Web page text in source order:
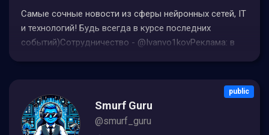
Самые сочные новости из сферы нейронных сетей, IT
и технологий! Будь всегда в курсе последних
событий)Сотрудничество - @Ivanvo1kovРеклама: в
public
Smurf Guru
@smurf_guru